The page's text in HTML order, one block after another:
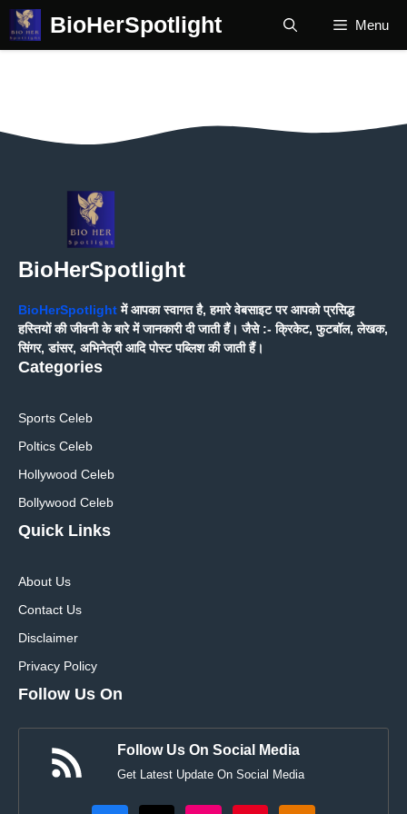
Skip
BioHerSpotlight Menu
BioHerSpotlight
BioHerSpotlightमें आपका स्वागत है, हमारे वेबसाइट पर आपको प्रसिद्ध
हस्तियों की जीवनी के बारे में जानकारी दी जाती हैं। जैसे :- क्रिकेट, फुटबॉल, लेखक,
सिंगर, डांसर, अभिनेत्री आदि पोस्ट पब्लिश की जाती हैं।
Categories
Sports Celeb
Poltics Celeb
Hollywood Celeb
Bollywood Celeb
Quick Links
About Us
Contact Us
Disclaimer
Privacy Policy
Follow Us On
Follow Us On Social Media
Get Latest Update On Social Media